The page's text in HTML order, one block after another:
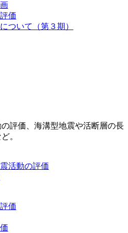
価
ついて（第３期）
評価、海溝型地震や活断層の長
。
活動の評価
価